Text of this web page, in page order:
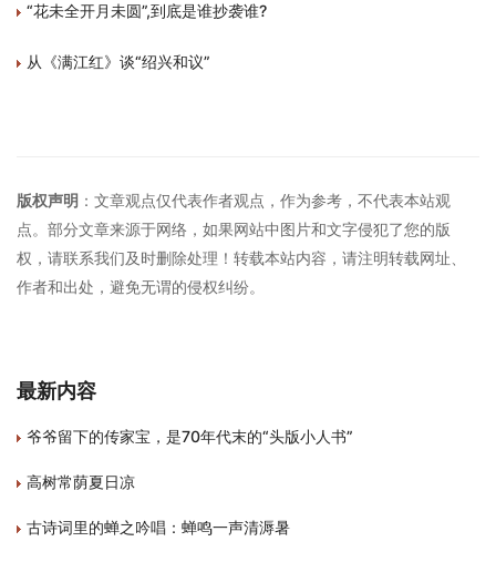
“花未全开月未圆”,到底是谁抄袭谁?
从《满江红》谈“绍兴和议”
版权声明 ：文章观点仅代表作者观点，作为参考，不代表本站观
点。部分文章来源于网络，如果网站中图片和文字侵犯了您的版
权，请联系我们及时删除处理！转载本站内容，请注明转载网址、
作者和出处，避免无谓的侵权纠纷。
最新内容
爷爷留下的传家宝，是70年代末的“头版小人书”
高树常荫夏日凉
古诗词里的蝉之吟唱：蝉鸣一声清溽暑